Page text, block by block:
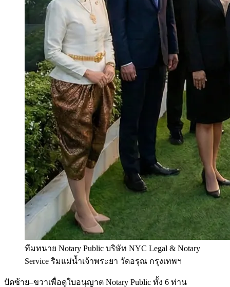
ทีมทนาย Notary Public บริษัท NYC Legal & Notary
Service ริมแม่น้ำเจ้าพระยา วัดอรุณ กรุงเทพฯ
ปัดซ้าย–ขวาเพื่อดูใบอนุญาต Notary Public ทั้ง 6 ท่าน